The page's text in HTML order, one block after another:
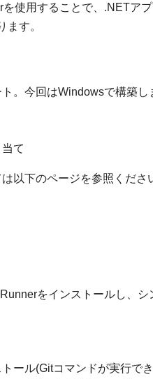
使用することで、.NETア
ます。
。今回はWindowsで構築
て
以下のページを参照くださ
をインストールし、シ
ール(Gitコマンドが実行で